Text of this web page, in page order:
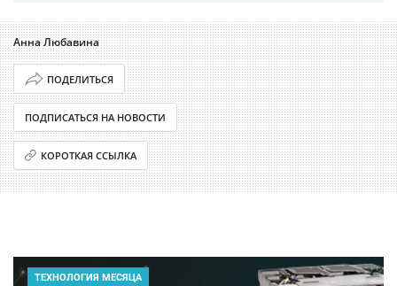
Анна Любавина
ПОДЕЛИТЬСЯ
ПОДПИСАТЬСЯ НА НОВОСТИ
КОРОТКАЯ ССЫЛКА
ТЕХНОЛОГИЯ МЕСЯЦА